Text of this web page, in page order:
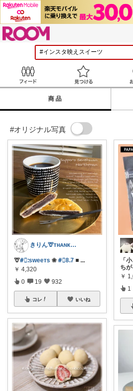
見つけ
商品
#オリジナル写真
きりん🦒ᴛʜᴀɴᴋs ᴀʟᴡᴀʏs.
🦒#⃞ᱺsᴡeeᴛs ❀ #⃞8ᱹ7 ■ ...
￥ 4,320
0 19 932
コレ いいね
「
ち
￥
1